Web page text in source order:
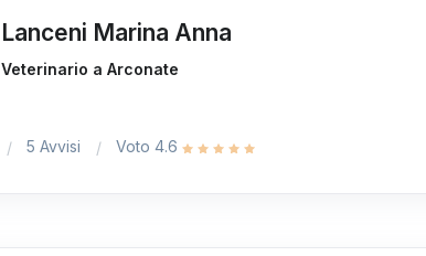
Lanceni Marina Anna
Veterinario a Arconate
5 Avvisi Voto 4.6